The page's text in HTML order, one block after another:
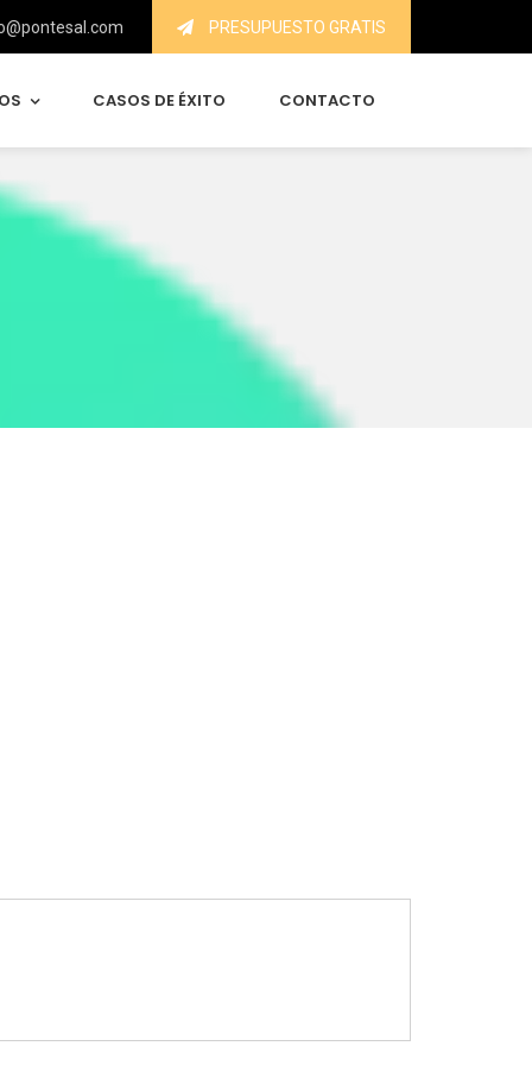
PRESUPUESTO GRATIS
CASOS DE ÉXITO CONTACTO